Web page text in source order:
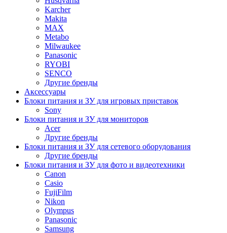
Karcher
Makita
MAX
Metabo
Milwaukee
Panasonic
RYOBI
SENCO
Другие бренды
Аксессуары
Блоки питания и ЗУ для игровых приставок
Sony
Блоки питания и ЗУ для мониторов
Acer
Другие бренды
Блоки питания и ЗУ для сетевого оборудования
Другие бренды
Блоки питания и ЗУ для фото и видеотехники
Canon
Casio
FujiFilm
Nikon
Olympus
Panasonic
Samsung